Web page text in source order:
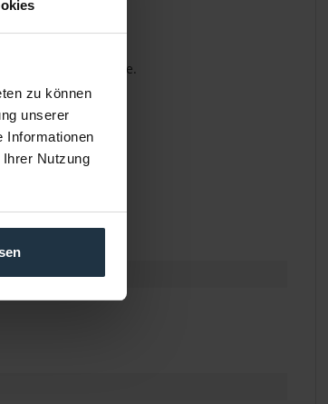
zu können
unserer
Informationen
Nutzung
Übernahmegarantie.
x 23,9 mm)